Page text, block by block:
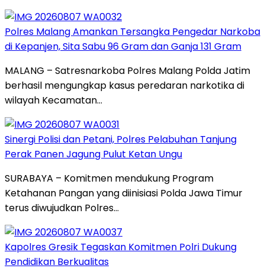
Polres Malang Amankan Tersangka Pengedar Narkoba
di Kepanjen, Sita Sabu 96 Gram dan Ganja 131 Gram
MALANG – Satresnarkoba Polres Malang Polda Jatim
berhasil mengungkap kasus peredaran narkotika di
wilayah Kecamatan…
Sinergi Polisi dan Petani, Polres Pelabuhan Tanjung
Perak Panen Jagung Pulut Ketan Ungu
SURABAYA – Komitmen mendukung Program
Ketahanan Pangan yang diinisiasi Polda Jawa Timur
terus diwujudkan Polres…
Kapolres Gresik Tegaskan Komitmen Polri Dukung
Pendidikan Berkualitas